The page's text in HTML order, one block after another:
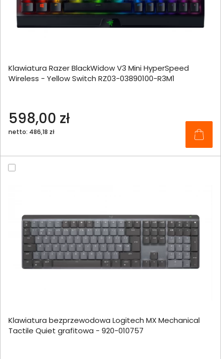
Klawiatura Razer BlackWidow V3 Mini HyperSpeed
Wireless - Yellow Switch RZ03-03890100-R3M1
598,00 zł
netto: 486,18 zł
Klawiatura bezprzewodowa Logitech MX Mechanical
Tactile Quiet grafitowa - 920-010757